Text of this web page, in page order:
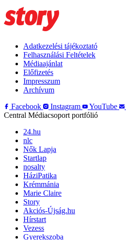
Adatkezelési tájékoztató
Felhasználási Feltételek
Médiaajánlat
Előfizetés
Impresszum
Archívum
Facebook
Instagram YouTube
Central Médiacsoport portfólió
24.hu
nlc
Nők Lapja
Startlap
nosalty
HáziPatika
Krémmánia
Marie Claire
Story
Akciós-Újság.hu
Hírstart
Vezess
Gyerekszoba